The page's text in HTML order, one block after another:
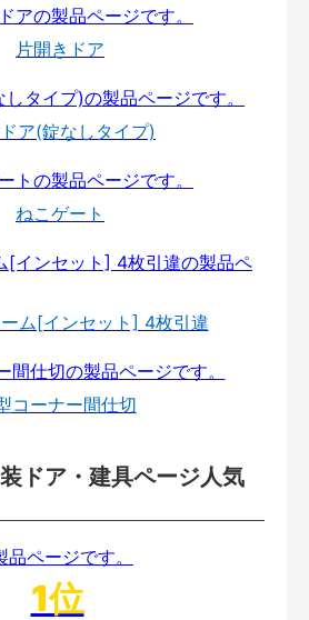
片開きドア
ア(錠なしタイプ)
ねこゲート
ム[インセット] 4枚引違
コーナー間仕切
ドア・建具ページ人気